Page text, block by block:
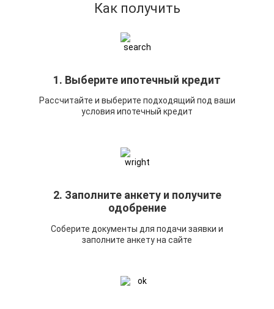
Как получить
1. Выберите ипотечный кредит
Рассчитайте и выберите подходящий под ваши
условия ипотечный кредит
2. Заполните анкету и получите
одобрение
Соберите документы для подачи заявки и
заполните анкету на сайте